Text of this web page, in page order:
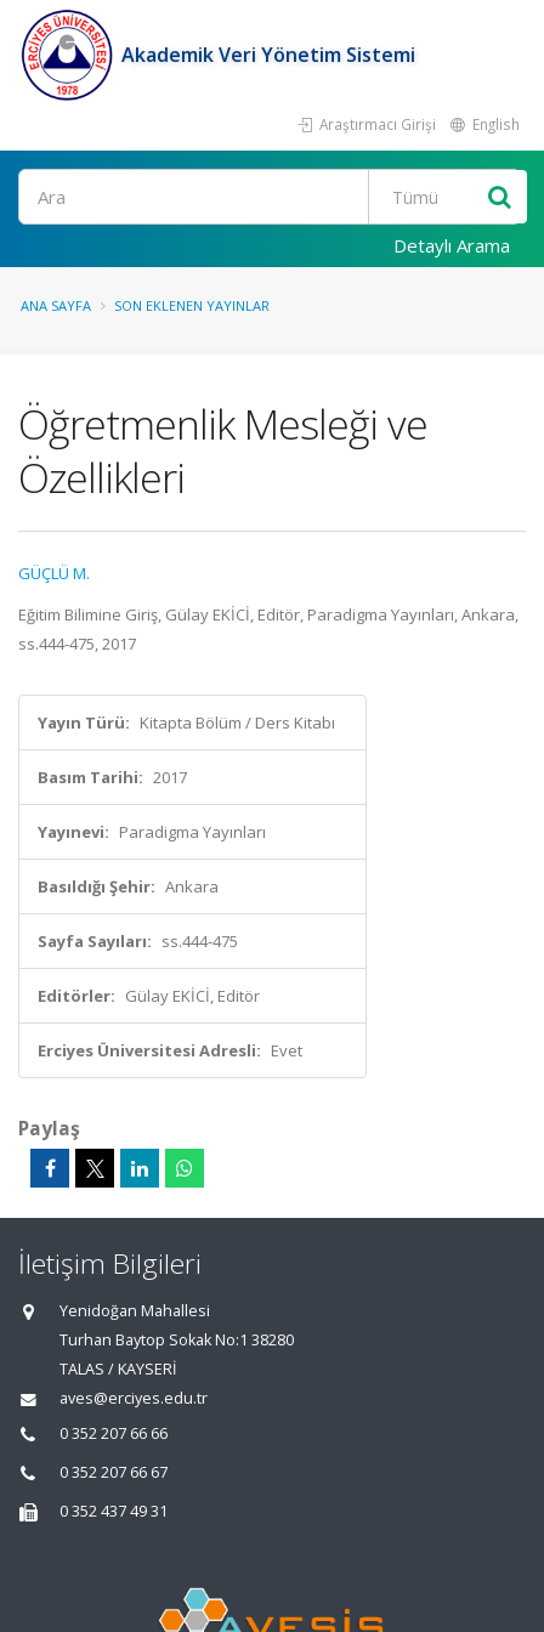
Akademik Veri Yönetim Sistemi
Araştırmacı Girişi English
Ara
Detaylı Arama
ANA SAYFA SON EKLENEN YAYINLAR
Öğretmenlik Mesleği ve
Özellikleri
GÜÇLÜ M.
Eğitim Bilimine Giriş, Gülay EKİCİ, Editör, Paradigma Yayınları, Ankara,
ss.444-475, 2017
Yayın Türü: Kitapta Bölüm / Ders Kitabı
Basım Tarihi: 2017
Yayınevi: Paradigma Yayınları
Basıldığı Şehir: Ankara
Sayfa Sayıları: ss.444-475
Editörler: Gülay EKİCİ, Editör
Erciyes Üniversitesi Adresli: Evet
Paylaş
İletişim Bilgileri
Yenidoğan Mahallesi
Turhan Baytop Sokak No:1 38280
TALAS / KAYSERİ
aves@erciyes.edu.tr
0 352 207 66 66
0 352 207 66 67
0 352 437 49 31